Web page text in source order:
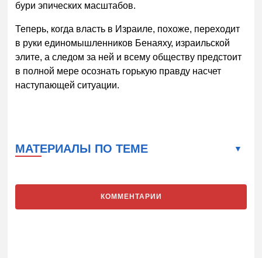
бури эпических масштабов.
Теперь, когда власть в Израиле, похоже, переходит
в руки единомышленников Бенаяху, израильской
элите, а следом за ней и всему обществу предстоит
в полной мере осознать горькую правду насчет
наступающей ситуации.
МАТЕРИАЛЫ ПО ТЕМЕ
КОММЕНТАРИИ